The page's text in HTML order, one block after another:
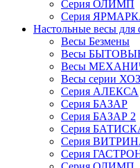
Серия ОЛИМП
Серия
Настольные весы
Весы Безмены
Весы
Весы
Весы серии
Серия АЛЕКСА
Серия БАЗАР
Серия БАЗАР 2
Серия
Серия
Серия